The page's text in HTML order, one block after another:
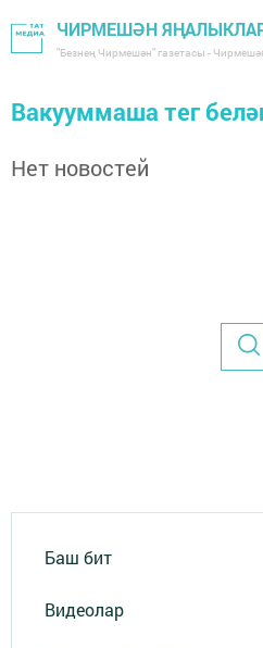
ЧИРМЕШӘН
"Безнең Чирмешән" газетасы -
Вакууммаша тег
Нет новостей
Баш бит
Видеолар